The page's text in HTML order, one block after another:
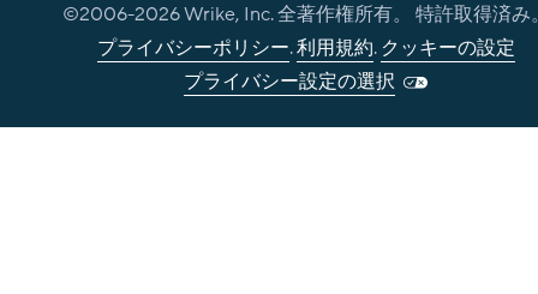
©2006-2026Wrike, Inc. 全著作権所有。 特許取得済み
プライバシーポリシー.利用規約. クッキーの設定
プライバシー設定の選択